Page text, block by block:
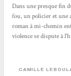
Dans une presque fin
fou, un policier et une
roman à mi-chemin
violence se dispute à
CAMILLE